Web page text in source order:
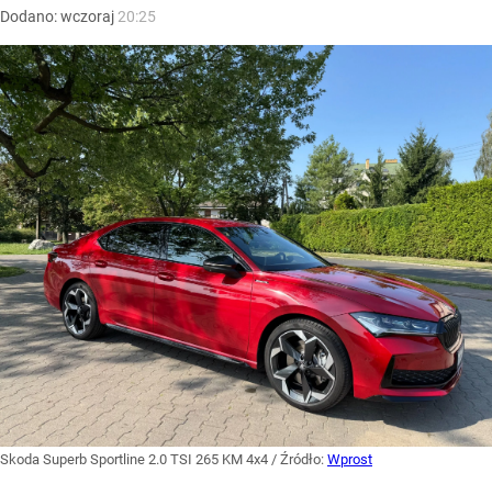
Dodano:wczoraj 20:25
Skoda Superb Sportline 2.0 TSI 265 KM 4x4 / Źródło: Wprost